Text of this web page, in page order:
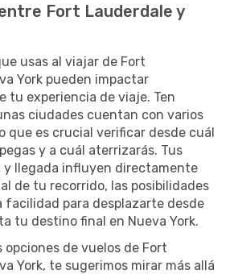
Fort Lauderdale y
usas al viajar de Fort
York pueden impactar
tu experiencia de viaje. Ten
ciudades cuentan con varios
que es crucial verificar desde cuál
y a cuál aterrizarás. Tus
y llegada influyen directamente
de tu recorrido, las posibilidades
facilidad para desplazarte desde
tu destino final en Nueva York.
opciones de vuelos de Fort
York, te sugerimos mirar más allá